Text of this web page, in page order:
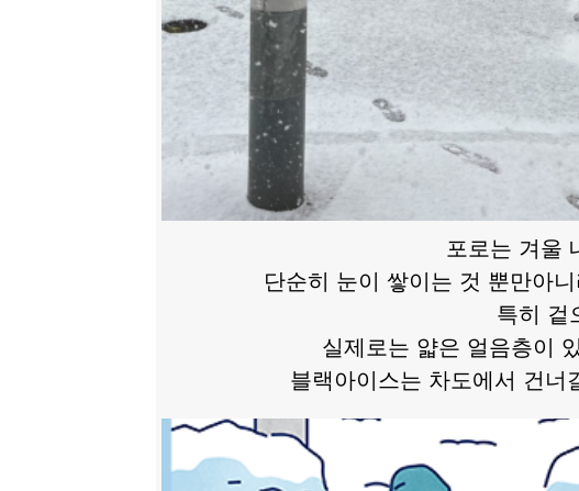
포로는 겨울
단순히 눈이 쌓이는 것 뿐만아
특히 겉
실제로는 얇은 얼음층이
블랙아이스는 차도에서 건